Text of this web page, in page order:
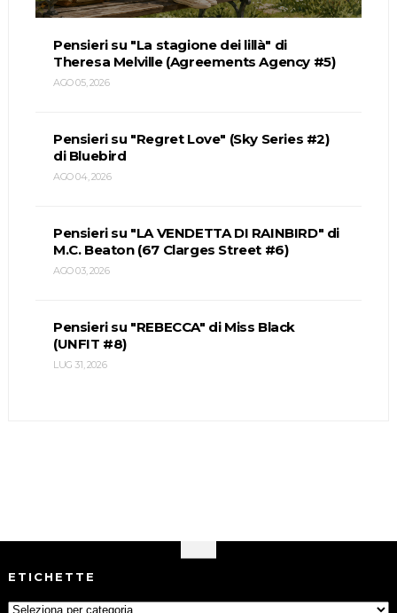
Pensieri su "La stagione dei lillà" di
Theresa Melville (Agreements Agency #5)
AGO 05, 2026
Pensieri su "Regret Love" (Sky Series #2)
di Bluebird
AGO 04, 2026
Pensieri su "LA VENDETTA DI RAINBIRD" di
M.C. Beaton (67 Clarges Street #6)
AGO 03, 2026
Pensieri su "REBECCA" di Miss Black
(UNFIT #8)
LUG 31, 2026
ETICHETTE